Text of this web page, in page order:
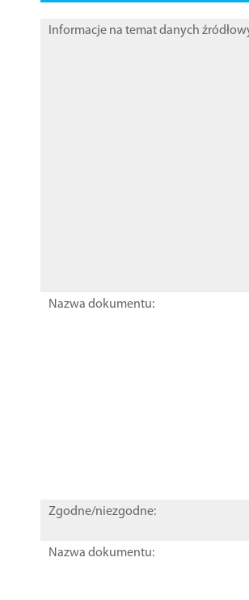
Informacje na temat danych
Nazwa dokumentu:
Zgodne/niezgodne:
Nazwa dokumentu: